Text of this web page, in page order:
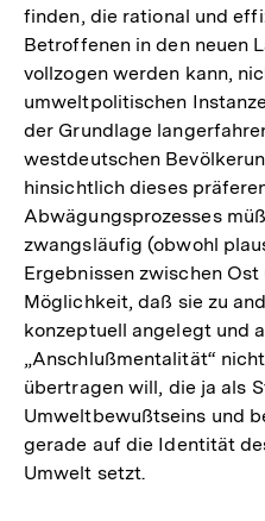
finden, die rational und
Betroffenen in den neuen
vollzogen werden kann,
umweltpolitischen
der Grundlage
westdeutschen
hinsichtlich dieses
Abwägungsprozesses
zwangsläufig (obwohl
Ergebnissen zwischen
Möglichkeit, daß sie zu
konzeptuell angelegt und
„Anschlußmentalität“
übertragen will, die ja als
Umweltbewußtseins und
gerade auf die Identität
Umwelt setzt.